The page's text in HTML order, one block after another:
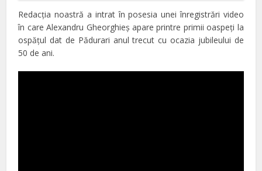
Redacţia noastră a intrat în posesia unei înregistrări video
în care Alexandru Gheorghieş apare printre primii oaspeţi la
ospăţul dat de Pădurari anul trecut cu ocazia jubileului de
50 de ani.